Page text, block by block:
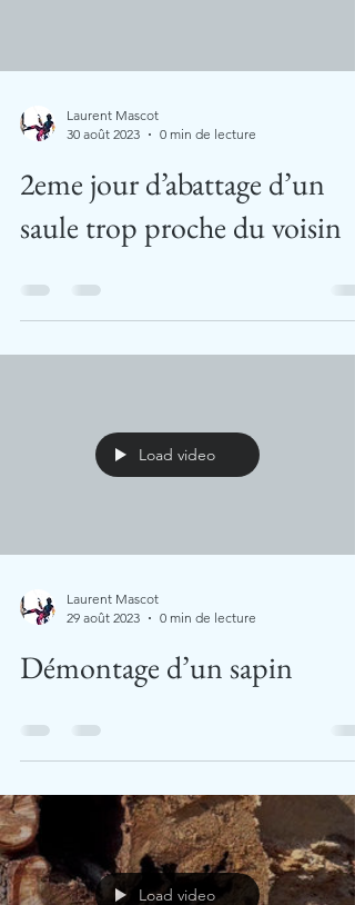
Laurent Mascot
30 août 2023
0 min de lecture
2eme jour d’abattage d’un
saule trop proche du voisin
Load video
Laurent Mascot
29 août 2023
0 min de lecture
Démontage d’un sapin
Load video